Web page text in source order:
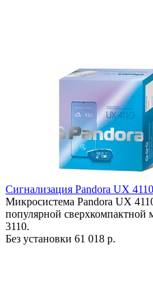
Сигнализация Pandora UX
Микросистема Pandora UX
популярной сверхкомпактной
3110.
Без установки 61 018 р.